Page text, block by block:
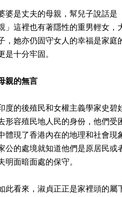
婆是丈夫的母親，幫兒子說話是
」這裡也有著隱性的重男輕女，
，她亦仍固守女人的幸福是家庭
是十分牢固 。
親的無言
度的後殖民和女權主義學家史碧
形容殖民地人民的身份，他們受
體現了香港內在的地理和社會現
公的處境就知道他們是原居民或
明面暗面處的保守。
此看來，淑貞正正是家裡頭的屬